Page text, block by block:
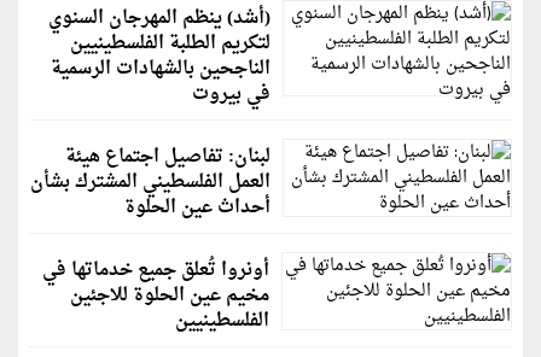
(أشد) ينظم المهرجان السنوي
لتكريم الطلبة الفلسطينيين
الناجحين بالشهادات الرسمية
في بيروت
لبنان: تفاصيل اجتماع هيئة
العمل الفلسطيني المشترك بشأن
أحداث عين الحلوة
أونروا تُعلق جميع خدماتها في
مخيم عين الحلوة للاجئين
الفلسطينيين